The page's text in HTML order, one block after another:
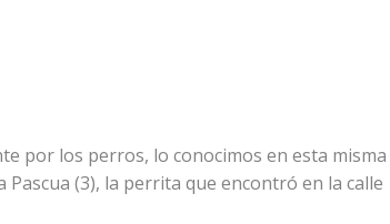
por los perros, lo conocimos en esta misma
(3), la perrita que encontró en la calle